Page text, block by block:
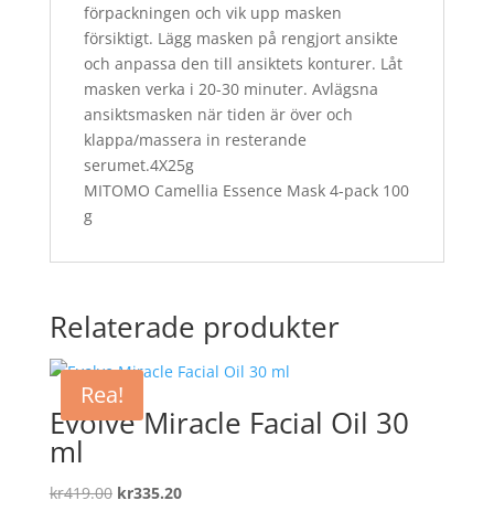
förpackningen och vik upp masken
försiktigt. Lägg masken på rengjort ansikte
och anpassa den till ansiktets konturer. Låt
masken verka i 20-30 minuter. Avlägsna
ansiktsmasken när tiden är över och
klappa/massera in resterande
serumet.4X25g
MITOMO Camellia Essence Mask 4-pack 100
g
Relaterade produkter
Rea!
Evolve Miracle Facial Oil 30
ml
kr419.00 Det
kr335.20Det